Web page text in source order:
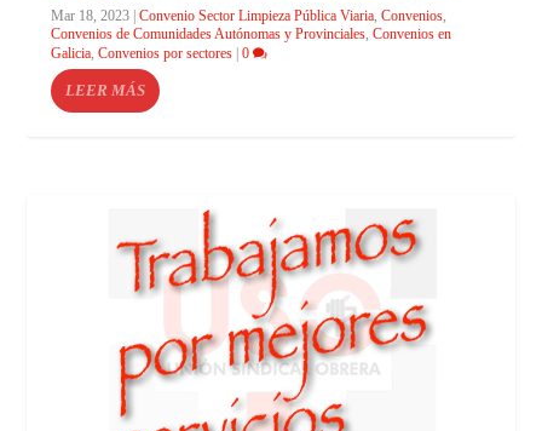
Mar 18, 2023 |Convenio Sector Limpieza Pública Viaria,Convenios,
Convenios de Comunidades Autónomas y Provinciales,Convenios en
Galicia,Convenios por sectores |0
LEER MÁS